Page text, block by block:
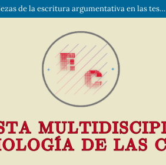
Limitaciones y fortalezas de la escritura argumentativa en las tesis doctorales de educación